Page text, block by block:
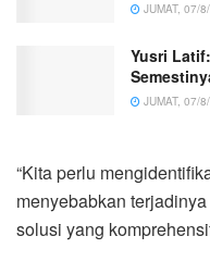
JUMAT, 07/
Yusri
JUMAT, 07/
“Kita perlu
menyebabkan
solusi yang